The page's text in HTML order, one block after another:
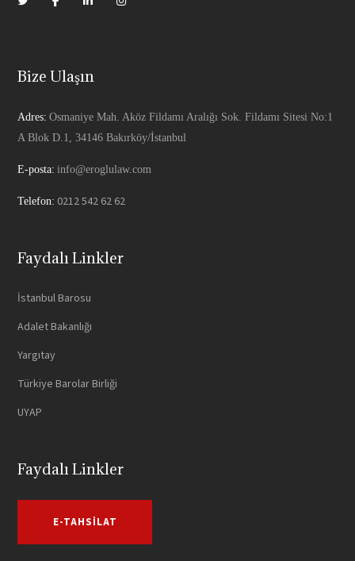
Bize Ulaşın
Adres: Osmaniye Mah. Aköz Fildamı Aralığı Sok. Fildamı Sitesi No:1
A Blok D.1, 34146 Bakırköy/İstanbul
E-posta: info@eroglulaw.com
Telefon: 0212 542 62 62
Faydalı Linkler
İstanbul Barosu
Adalet Bakanlığı
Yargıtay
Türkiye Barolar Birliği
UYAP
Faydalı Linkler
E-TAHSILAT